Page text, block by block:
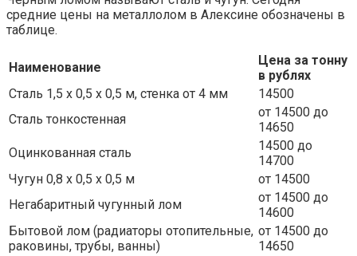
средние цены на металлолом в Алексине обозначены в
таблице.
Наименование
Цена за тонну
в рублях
Сталь 1,5 х 0,5 х 0,5 м, стенка от 4 мм
14500
Сталь тонкостенная
от 14500 до
14650
Оцинкованная сталь
14500 до
14700
Чугун 0,8 х 0,5 х 0,5 м
от 14500
Негабаритный чугунный лом
от 14500 до
14600
Бытовой лом (радиаторы отопительные,
раковины, трубы, ванны)
от 14500 до
14650